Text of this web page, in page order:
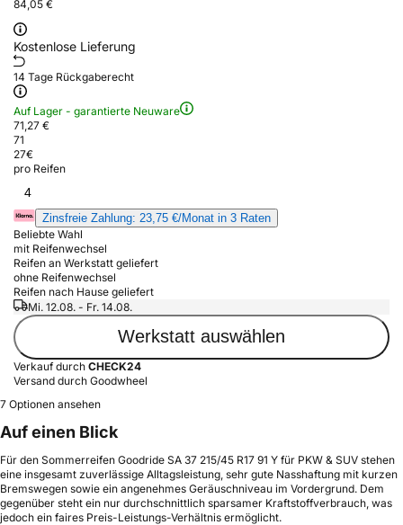
84,05 €
Kostenlose Lieferung
14 Tage Rückgaberecht
Auf Lager - garantierte Neuware
71,27 €
71
27€
pro Reifen
4
Zinsfreie Zahlung: 23,75 €/Monat in 3 Raten
Beliebte Wahl
mit Reifenwechsel
Reifen an Werkstatt geliefert
ohne Reifenwechsel
Reifen nach Hause geliefert
Mi. 12.08. - Fr. 14.08.
Werkstatt auswählen
Verkauf durch CHECK24
Versand durch Goodwheel
7 Optionen ansehen
Auf einen Blick
Für den Sommerreifen Goodride SA 37 215/45 R17 91 Y für PKW & SUV stehen
eine insgesamt zuverlässige Alltagsleistung, sehr gute Nasshaftung mit kurzen
Bremswegen sowie ein angenehmes Geräuschniveau im Vordergrund. Dem
gegenüber steht ein nur durchschnittlich sparsamer Kraftstoffverbrauch, was
jedoch ein faires Preis-Leistungs-Verhältnis ermöglicht.